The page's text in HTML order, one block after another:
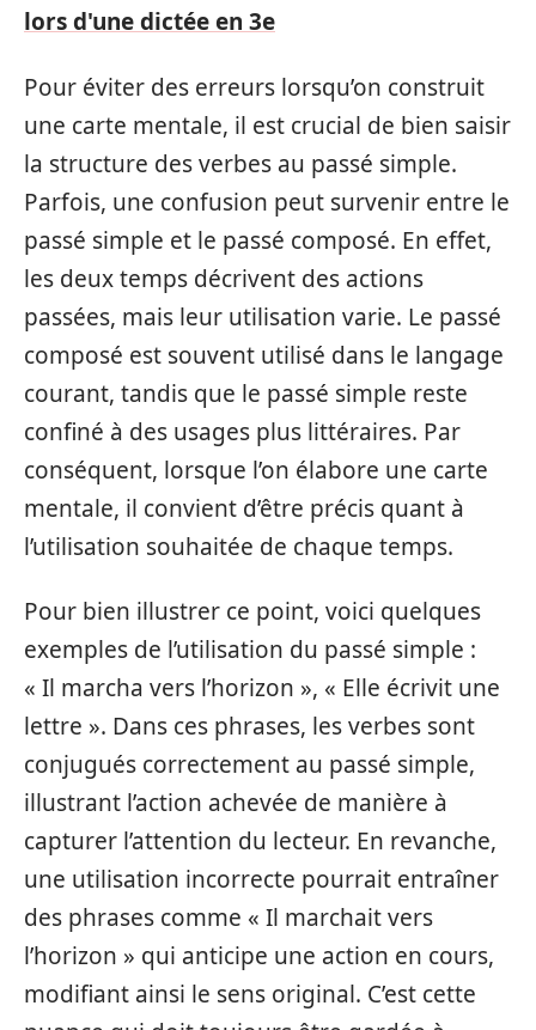
lors d'une dictée en 3e
Pour éviter des erreurs lorsqu’on construit
une carte mentale, il est crucial de bien saisir
la structure des verbes au passé simple.
Parfois, une confusion peut survenir entre le
passé simple et le passé composé. En effet,
les deux temps décrivent des actions
passées, mais leur utilisation varie. Le passé
composé est souvent utilisé dans le langage
courant, tandis que le passé simple reste
confiné à des usages plus littéraires. Par
conséquent, lorsque l’on élabore une carte
mentale, il convient d’être précis quant à
l’utilisation souhaitée de chaque temps.
Pour bien illustrer ce point, voici quelques
exemples de l’utilisation du passé simple :
« Il marcha vers l’horizon », « Elle écrivit une
lettre ». Dans ces phrases, les verbes sont
conjugués correctement au passé simple,
illustrant l’action achevée de manière à
capturer l’attention du lecteur. En revanche,
une utilisation incorrecte pourrait entraîner
des phrases comme « Il marchait vers
l’horizon » qui anticipe une action en cours,
modifiant ainsi le sens original. C’est cette